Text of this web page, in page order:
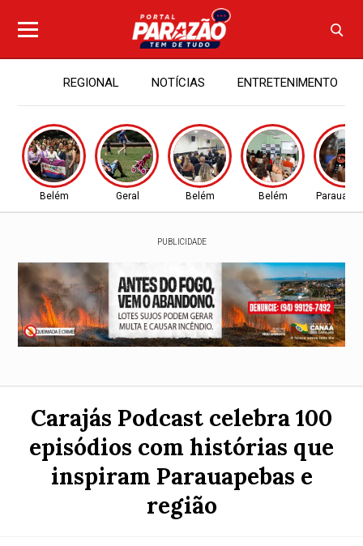
REGIONAL NOTÍCIAS ENTRETENIMENTO
Belém Geral Belém Belém
PUBLICIDADE
Carajás Podcast celebra 100
episódios com histórias que
inspiram Parauapebas e
região